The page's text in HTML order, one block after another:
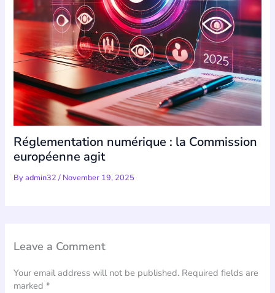
Réglementation numérique : la Commission
européenne agit
Byadmin32/ November 19, 2025
Leave a Comment
Your email address will not be published. Required fields are
marked*